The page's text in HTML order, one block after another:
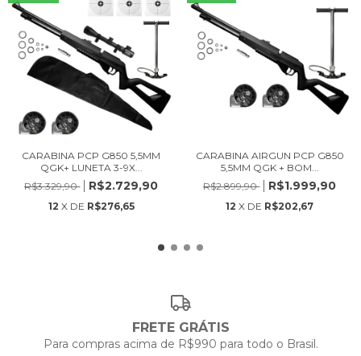
CARABINA PCP G850 5,5MM
QGK+ LUNETA 3-9X...
R$3.329,90
R$2.729,90
12 X DE R$276,65
CARABINA AIRGUN PCP G850
5,5MM QGK + BOM...
R$2.899,90
R$1.999,90
12 X DE R$202,67
FRETE GRÁTIS
Para compras acima de R$990 para todo o Brasil.